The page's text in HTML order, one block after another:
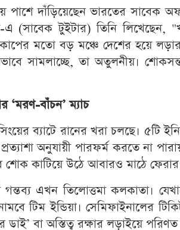
দাঁড়িয়েছেন ভারতের সাবেক
(সাবেক টুইটার) তিনি লিখেছেন,
মতো বড় মঞ্চে দেশের হয়ে
সামলাচ্ছে, তা অতুলনীয়।
‘মরণ-বাঁচন’ ম্যাচ
ব্যাটে রানের খরা চলছে। ৫টি
অনুযায়ী পারফর্ম করতে না
কাটিয়ে উঠে আবারও মাঠে ফেরার
এখন তিলোত্তমা কলকাতা।
টিম ইন্ডিয়া। সেমিফাইনালের
বা অস্তিত্ব রক্ষার লড়াইয়ে পরিণত